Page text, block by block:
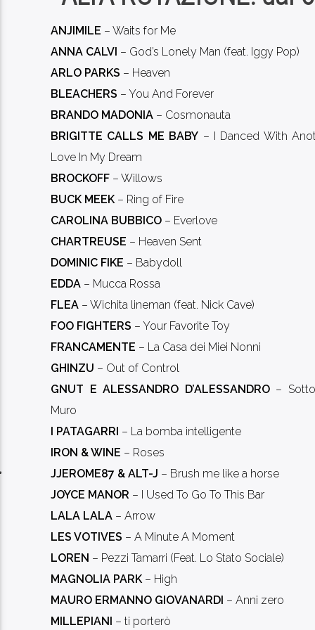
ANJIMILE – Waits for Me
ANNA CALVI – God’s Lonely Man (feat. Iggy Pop)
ARLO PARKS – Heaven
BLEACHERS – You And Forever
BRANDO MADONIA – Cosmonauta
BRIGITTE CALLS ME BABY – I Danced With
Love In My Dream
BROCKOFF – Willows
BUCK MEEK– Ring of Fire
CAROLINA BUBBICO – Everlove
CHARTREUSE – Heaven Sent
DOMINIC FIKE – Babydoll
EDDA – Mucca Rossa
FLEA – Wichita lineman (feat. Nick Cave)
FOO FIGHTERS – Your Favorite Toy
FRANCAMENTE – La Casa dei Miei Nonni
GHINZU – Out of Control
GNUT E ALESSANDRO D’ALESSANDRO– Sotto
Muro
I PATAGARRI – La bomba intelligente
IRON & WINE – Roses
JJEROME87 & ALT-J – Brush me like a horse
JOYCE MANOR – I Used To Go To This Bar
LALA LALA – Arrow
LES VOTIVES – A Minute A Moment
LOREN – Pezzi Tamarri (Feat. Lo Stato Sociale)
MAGNOLIA PARK– High
MAURO ERMANNO GIOVANARDI – Anni zero
MILLEPIANI – ti porterò